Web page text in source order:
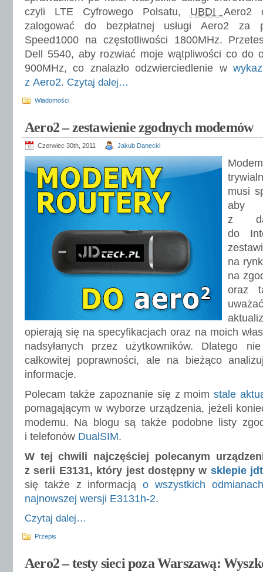
czyli LTE Cyfrowego Polsatu, UBDIAero2
zalogować do bezpłatnej usługi Aero2 za
Speed1000 na częstotliwości 1800MHz.
Dell 5540, aby rozwiać moje wątpliwości co do
900MHz, co znalazło odzwierciedlenie w
z Aero2. Czytaj dalej…
Wiadomości
Aero2 – zestawienie zgodnych modemów
Czerwiec 30th, 2011 Jakub Danecki
musi
aby
z
do
na
na
oraz
opierają się na specyfikacjach oraz na moich
nadsyłanych przez użytkowników. Dlatego
całkowitej poprawności, ale na bieżąco
informacje.
Polecam także zapoznanie się z moimstale
pomagającym w wyborze urządzenia, jeżeli
modemu. Na blogu są także podobne listy
i telefonów DualSIM.
W tej chwili najczęściej polecanym
z serii E3131, który jest dostępny w sklepie
się także z informacjąo wszystkich
najnowszej wersji E3131h-2.
Czytaj dalej…
Przepis
Aero2 – testy sieci poza Warszawą: